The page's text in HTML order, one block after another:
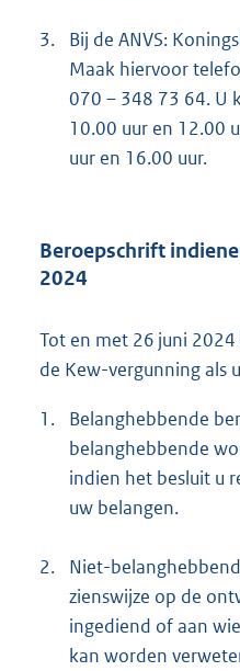
3.
Bij de ANVS:
Maak hiervoor
070 – 348 73 64. U
10.00 uur en 12.00
uur en 16.00 uur.
Beroepschrift
2024
Tot en met 26 juni
de Kew-vergunning als
1.
Belanghebbende
belanghebbende
indien het besluit u
uw belangen.
2.
Niet-
zienswijze op de
ingediend of aan
kan worden